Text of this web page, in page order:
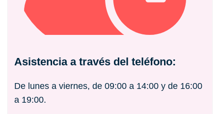
Asistencia a través del teléfono:
De lunes a viernes, de 09:00 a 14:00 y de 16:00
a 19:00.